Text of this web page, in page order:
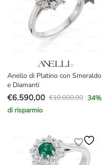
Anello di Platino con Smeraldo
e Diamanti
€10.000,00
Il
prezzo
€10.000,00.
€6.590,00
Il
prezzo
€6.590,00.
34%
di risparmio